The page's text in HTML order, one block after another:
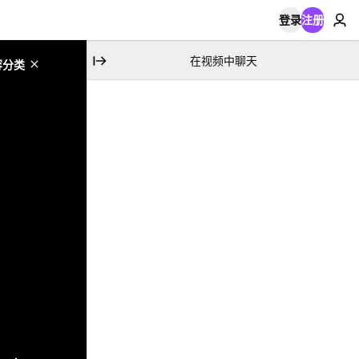
登录注册
类 在视频中聊天